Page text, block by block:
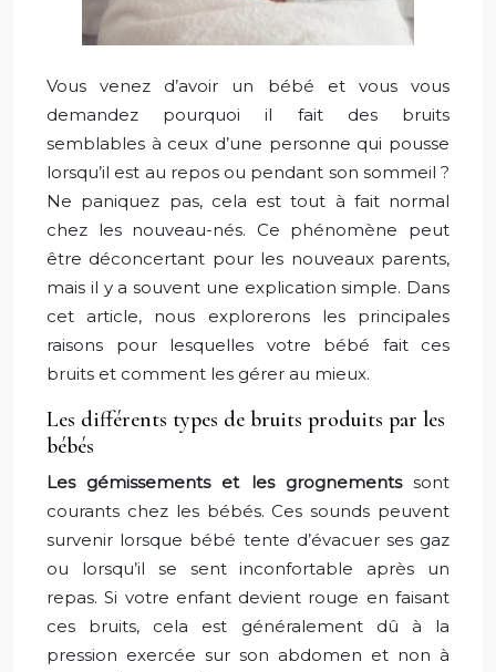
Vous venez d’avoir un bébé et vous vous
demandez pourquoi il fait des bruits
semblables à ceux d’une personne qui pousse
lorsqu’il est au repos ou pendant son sommeil ?
Ne paniquez pas, cela est tout à fait normal
chez les nouveau-nés. Ce phénomène peut
être déconcertant pour les nouveaux parents,
mais il y a souvent une explication simple. Dans
cet article, nous explorerons les principales
raisons pour lesquelles votre bébé fait ces
bruits et comment les gérer au mieux.
Les différents types de bruits produits par les
bébés
Les gémissements et les grognementssont
courants chez les bébés. Ces sounds peuvent
survenir lorsque bébé tente d’évacuer ses gaz
ou lorsqu’il se sent inconfortable après un
repas. Si votre enfant devient rouge en faisant
ces bruits, cela est généralement dû à la
pression exercée sur son abdomen et non à